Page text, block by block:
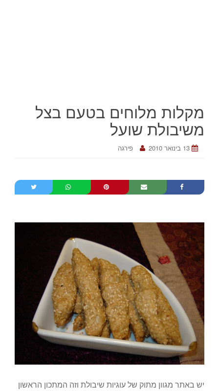
מקלות מלוחים בטעם בצל
משיבולת שועל
13 בינואר 2010 פירגה
יש באתר מגוון מתוק של עוגיות שיבולת וזה המתכון הראשון